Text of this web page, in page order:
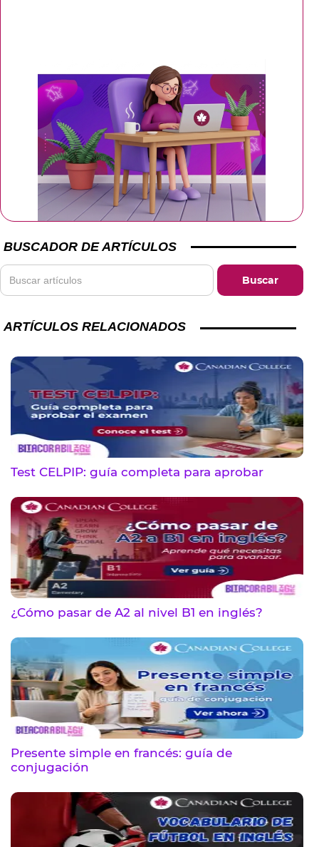
BUSCADOR DE ARTÍCULOS
ARTÍCULOS RELACIONADOS
Test CELPIP: guía completa para aprobar
¿Cómo pasar de A2 al nivel B1 en inglés?
Presente simple en francés: guía de
conjugación